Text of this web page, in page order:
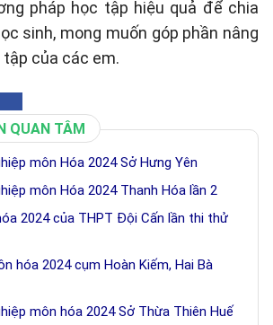
pháp học tập hiệu quả để chia
sinh, mong muốn góp phần nâng
của các em.
QUAN TÂM
môn Hóa 2024 Sở Hưng Yên
môn Hóa 2024 Thanh Hóa lần 2
2024 của THPT Đội Cấn lần thi thử
hóa 2024 cụm Hoàn Kiếm, Hai Bà
môn hóa 2024 Sở Thừa Thiên Huế